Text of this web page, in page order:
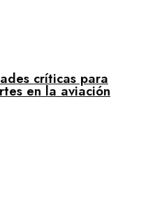
críticas para
en la aviación